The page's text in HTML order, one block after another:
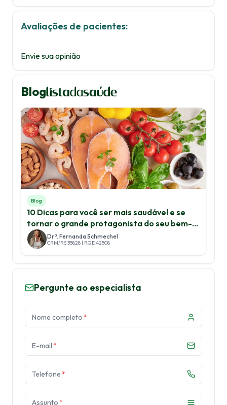
Avaliações de pacientes:
Envie sua opinião
Blog
Blog
10 Dicas para você ser mais saudável e se
tornar o grande protagonista do seu bem-
estarDrª. Fernanda Schmechel
CRM/RS 35828 | RQE 42508
Pergunte ao especialista
Nome completo*
E-mail*
Telefone*
Assunto*